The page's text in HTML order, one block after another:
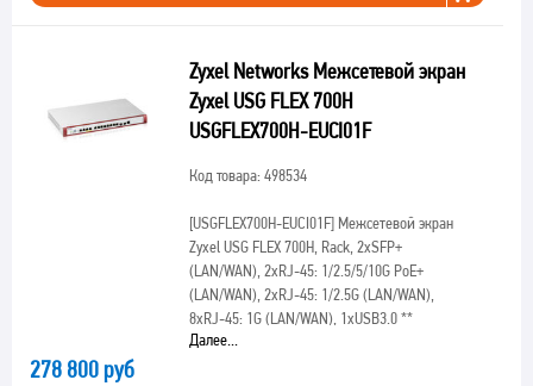
Zyxel Networks Межсетевой экран
Zyxel USG FLEX 700H
USGFLEX700H-EUCI01F
Код товара: 498534
[USGFLEX700H-EUCI01F]Межсетевой экран
Zyxel USG FLEX 700H, Rack, 2xSFP+
(LAN/WAN), 2xRJ-45: 1/2.5/5/10G PoE+
(LAN/WAN), 2xRJ-45: 1/2.5G (LAN/WAN),
8xRJ-45: 1G (LAN/WAN), 1xUSB3.0 **
Далее...
278 800 руб